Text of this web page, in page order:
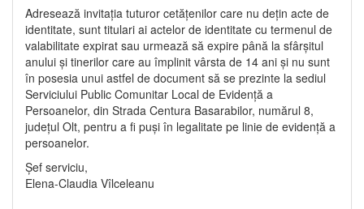
Adresează invitația tuturor cetățenilor care nu dețin acte de
identitate, sunt titulari ai actelor de identitate cu termenul de
valabilitate expirat sau urmează să expire până la sfârșitul
anului și tinerilor care au împlinit vârsta de 14 ani și nu sunt
în posesia unui astfel de document să se prezinte la sediul
Serviciului Public Comunitar Local de Evidență a
Persoanelor, din Strada Centura Basarabilor, numărul 8,
județul Olt, pentru a fi puși în legalitate pe linie de evidență a
persoanelor.
Șef serviciu,
Elena-Claudia Vîlceleanu